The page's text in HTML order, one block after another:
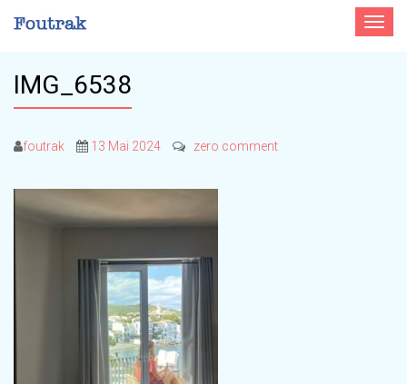
Toggle
IMG_6538
foutrak 13 Mai 2024 zero comment